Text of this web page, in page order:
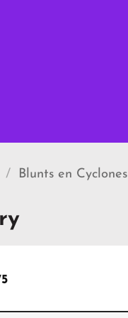
/ Blunts en Cyclones